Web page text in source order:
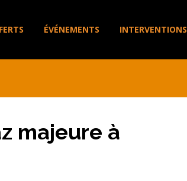
ÉVÉNEMENTS INTERVENTIONS
majeure à